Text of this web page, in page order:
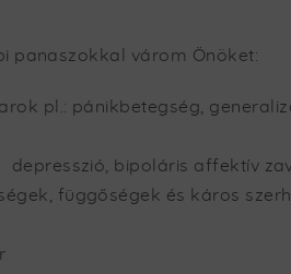
panaszokkal várom Önöket:
pl.: pánikbetegség,
depresszió, bipoláris affektív
függőségek és káros